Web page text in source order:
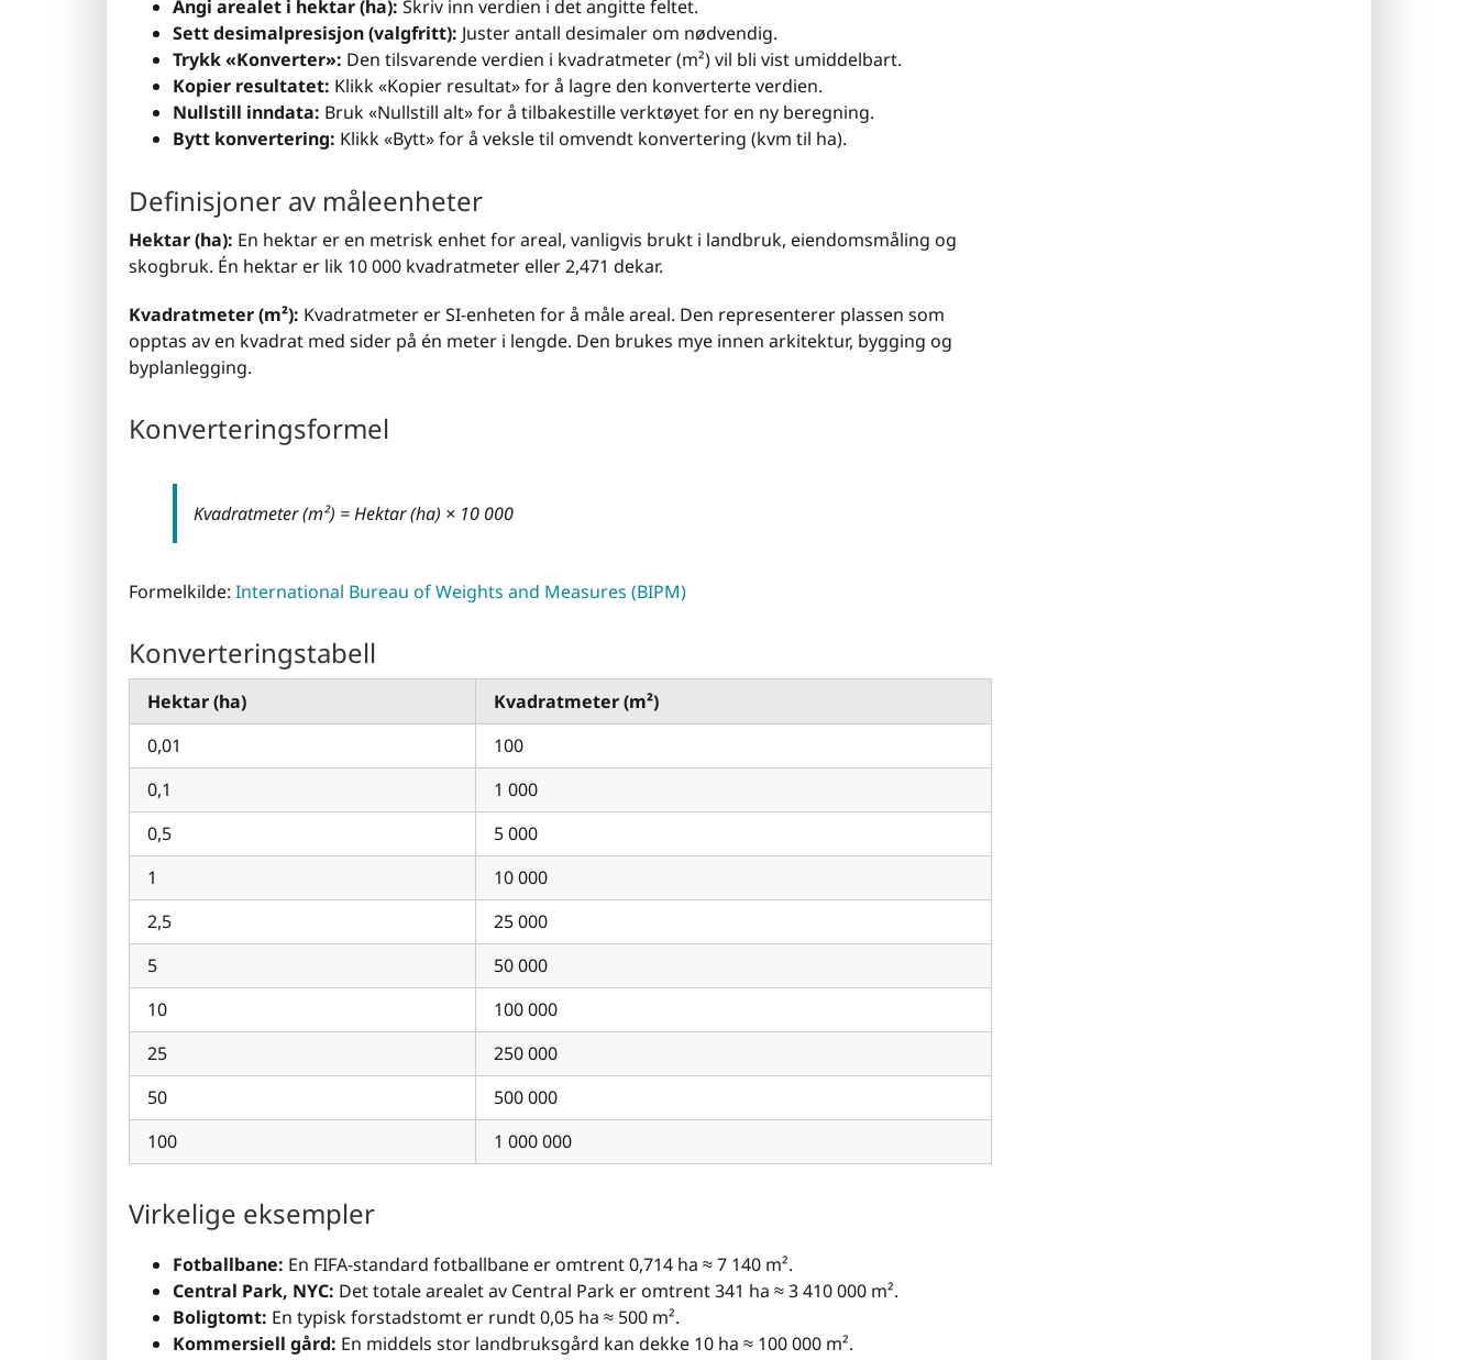
Angi arealet i hektar (ha): Skriv inn verdien i det angitte feltet.
Sett desimalpresisjon (valgfritt): Juster antall desimaler om nødvendig.
Trykk «Konverter»: Den tilsvarende verdien i kvadratmeter (m²) vil bli vist umiddelbart.
Kopier resultatet: Klikk «Kopier resultat» for å lagre den konverterte verdien.
Nullstill inndata: Bruk «Nullstill alt» for å tilbakestille verktøyet for en ny beregning.
Bytt konvertering: Klikk «Bytt» for å veksle til omvendt konvertering (kvm til ha).
Definisjoner av måleenheter
Hektar (ha): En hektar er en metrisk enhet for areal, vanligvis brukt i landbruk, eiendomsmåling og
skogbruk. Én hektar er lik 10 000 kvadratmeter eller 2,471 dekar.
Kvadratmeter (m²): Kvadratmeter er SI-enheten for å måle areal. Den representerer plassen som
opptas av en kvadrat med sider på én meter i lengde. Den brukes mye innen arkitektur, bygging og
byplanlegging.
Konverteringsformel
Kvadratmeter (m²) = Hektar (ha) × 10 000
Formelkilde: International Bureau of Weights and Measures (BIPM)
Konverteringstabell
Hektar (ha)
Kvadratmeter (m²)
0,01
100
0,1
1 000
0,5
5 000
1
10 000
2,5
25 000
5
50 000
10
100 000
25
250 000
50
500 000
100
1 000 000
Virkelige eksempler
Fotballbane: En FIFA-standard fotballbane er omtrent 0,714 ha ≈ 7 140 m².
Central Park, NYC: Det totale arealet av Central Park er omtrent 341 ha ≈ 3 410 000 m².
Boligtomt: En typisk forstadstomt er rundt 0,05 ha ≈ 500 m².
Kommersiell gård: En middels stor landbruksgård kan dekke 10 ha ≈ 100 000 m².